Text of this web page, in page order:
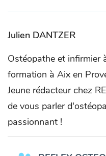
Julien DANTZER
Ostéopathe et infirmier
formation à Aix en
Jeune rédacteur chez
de vous parler
passionnant !